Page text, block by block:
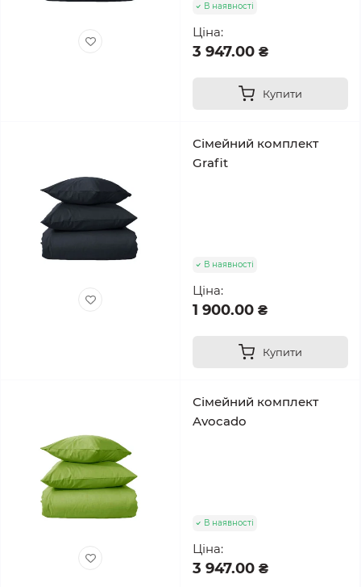
В наявності
Ціна:
3 947.00 ₴
Купити
Сімейний комплект
Grafit
В наявності
Ціна:
1 900.00 ₴
Купити
Сімейний комплект
Avocado
В наявності
Ціна:
3 947.00 ₴